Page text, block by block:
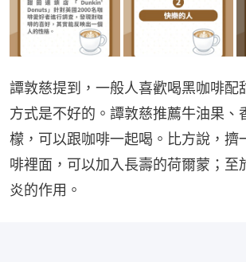
譚敦慈提到，一般人喜歡喝黑咖啡配
方式是不好的。譚敦慈推薦牛油果、
檬，可以跟咖啡一起喝。比方說，擠
啡裡面，可以加入長壽的荷爾蒙；至
炎的作用。